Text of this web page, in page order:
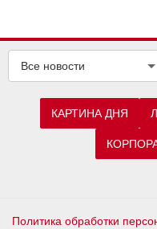
Все новости
КАРТИНА ДНЯ
Политика обработки